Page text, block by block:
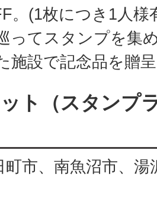
。(1枚につき1人様
ってスタンプを集
施設で記念品を贈
ト（スタンプ
町市、南魚沼市、